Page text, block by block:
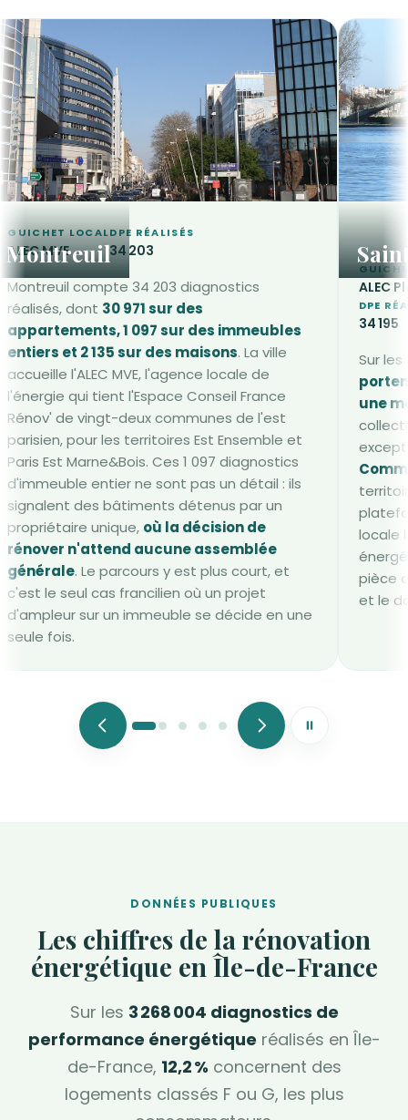
Montreuil
GUICHET LOCAL
ALEC MVE
DPE RÉALISÉS
34 203
Montreuil compte 34 203 diagnostics
réalisés, dont 30 971 sur des
appartements, 1 097 sur des immeubles
entiers et 2 135 sur des maisons. La ville
accueille l'ALEC MVE, l'agence locale de
l'énergie qui tient l'Espace Conseil France
Rénov' de vingt-deux communes de l'est
parisien, pour les territoires Est Ensemble et
Paris Est Marne&Bois. Ces 1 097 diagnostics
d'immeuble entier ne sont pas un détail : ils
signalent des bâtiments détenus par un
propriétaire unique, où la décision de
rénover n'attend aucune assemblée
générale. Le parcours y est plus court, et
c'est le seul cas francilien où un projet
d'ampleur sur un immeuble se décide en une
seule fois.
ALEC
DPE
34 195
Sur
une
locale
pièce
et le
Mettre le
DONNÉES PUBLIQUES
Les chiffres de la rénovation
énergétique en Île-de-France
Sur les 3 268 004 diagnostics de
performance énergétique réalisés en Île-
de-France, 12,2 % concernent des
logements classés F ou G, les plus